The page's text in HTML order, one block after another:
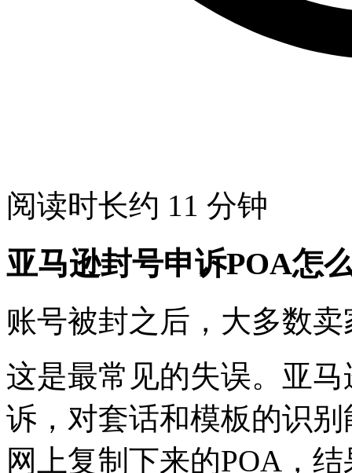
阅读时长约 11 分钟
亚马逊封号申诉POA怎
账号被封之后，大多数
这是最常见的失误。亚
诉，对套话和模板的识
网上复制下来的POA，